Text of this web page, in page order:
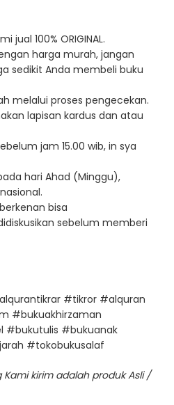
jual 100% ORIGINAL.
harga murah, jangan
sedikit Anda membeli buku
melalui proses pengecekan.
lapisan kardus dan atau
jam 15.00 wib, in sya
hari Ahad (Minggu),
bisa
sebelum memberi
#tikror #alquran
#bukuakhirzaman
#bukutulis #bukuanak
#tokobukusalaf
kirim adalah produk Asli /